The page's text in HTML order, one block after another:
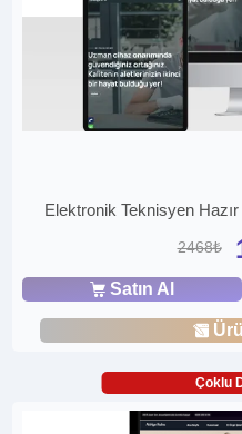
Elektronik Teknisyen
2468₺
Satın Al
Çoklu